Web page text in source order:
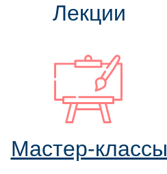
Лекции
Мастер-классы